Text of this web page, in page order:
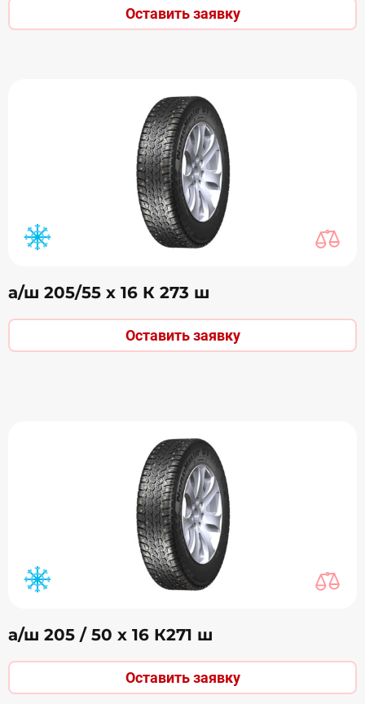
Оставить заявку
а/ш 205/55 х 16 К 273 ш
Оставить заявку
а/ш 205 / 50 х 16 К271 ш
Оставить заявку